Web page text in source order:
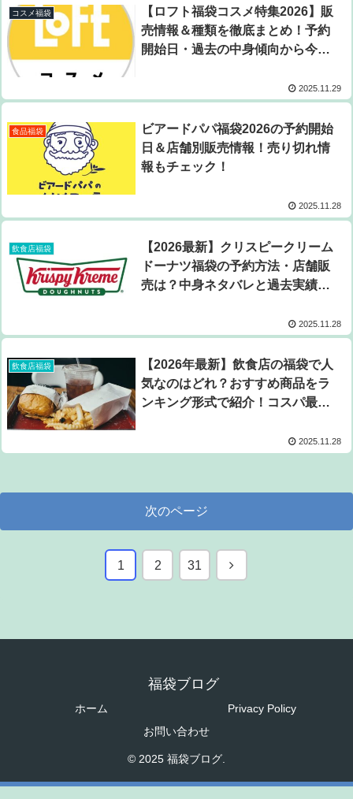
コスメ福袋
【ロフト福袋コスメ特集2026】販
売情報＆種類を徹底まとめ！予約
開始日・過去の中身傾向から今期
2025.11.29
食品福袋
ビアードパパ福袋2026の予約開始
日＆店舗別販売情報！売り切れ情
報もチェック！
2025.11.28
飲食店福袋
【2026最新】クリスピークリーム
ドーナツ福袋の予約方法・店舗販
売は？中身ネタバレと過去実績か
2025.11.28
飲食店福袋
【2026年最新】飲食店の福袋で人
気なのはどれ？おすすめ商品をラ
ンキング形式で紹介！コスパ最強
2025.11.28
次のページ
1 2 31 次
福袋ブログ
ホーム
Privacy Policy
お問い合わせ
© 2025 福袋ブログ.